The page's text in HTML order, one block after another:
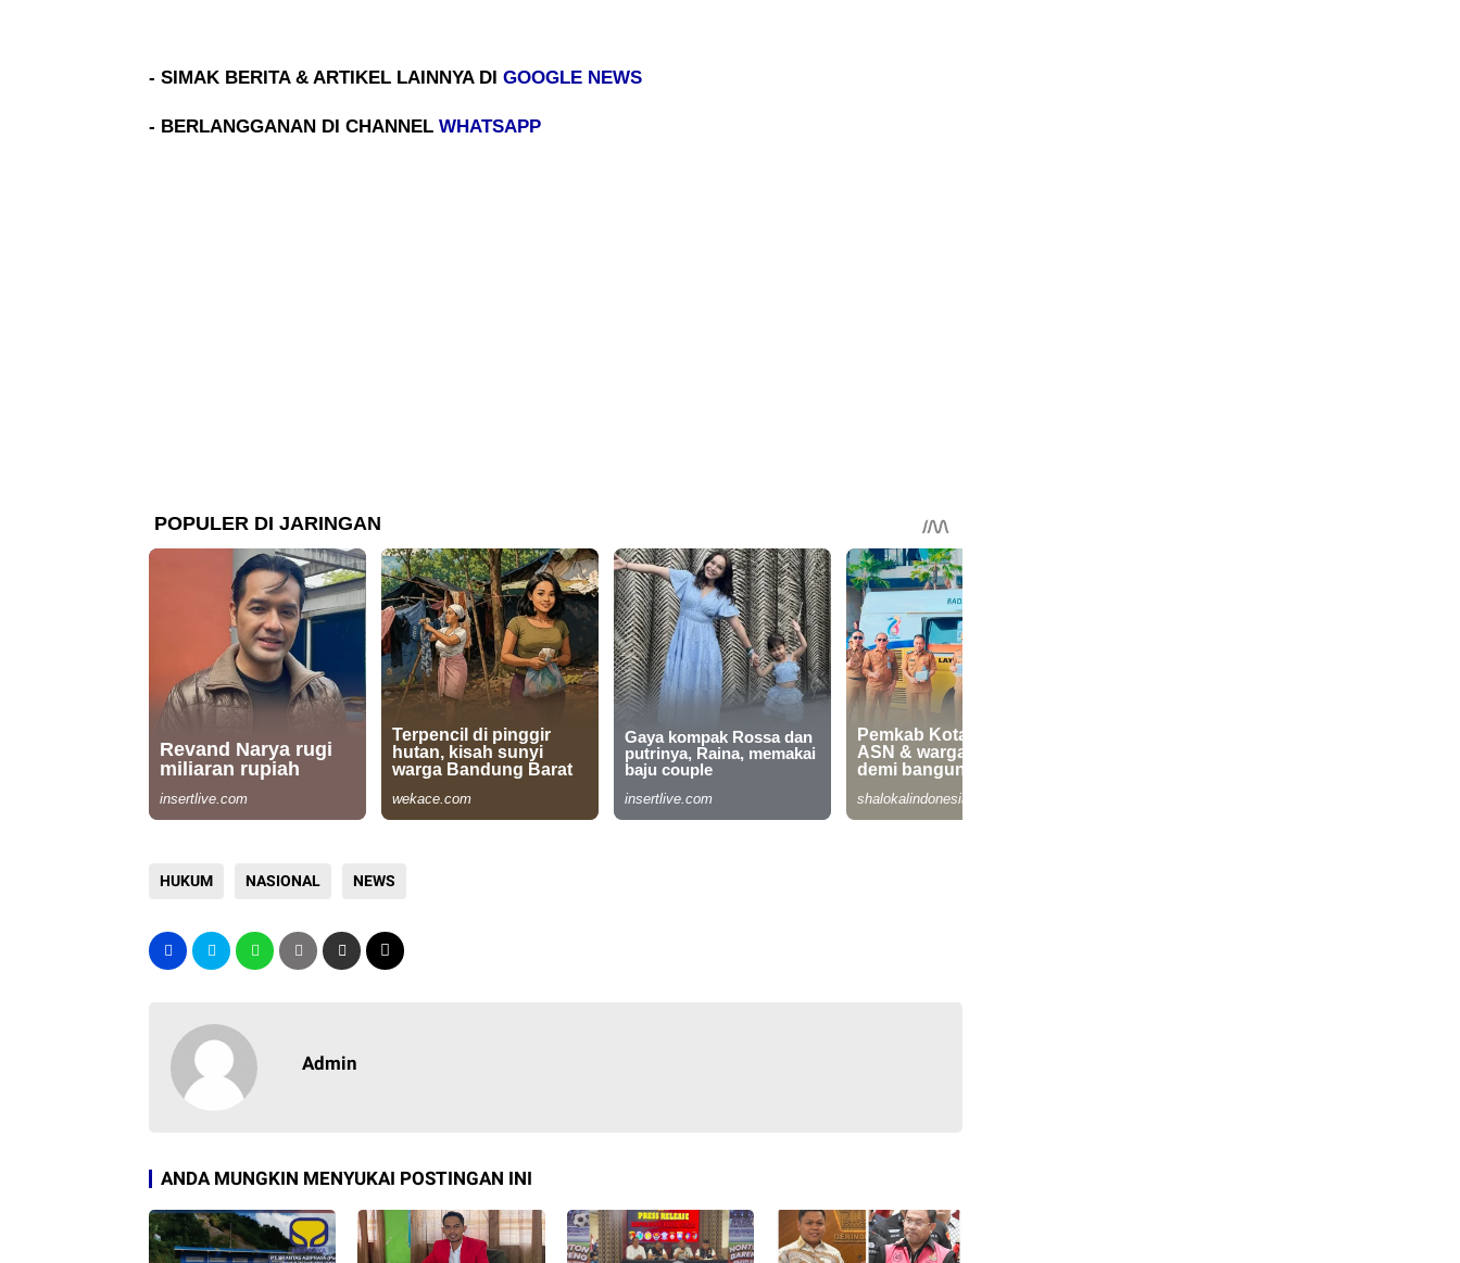
- SIMAK BERITA & ARTIKEL LAINNYA DI GOOGLE NEWS
- BERLANGGANAN DI CHANNEL WHATSAPP
HUKUM NASIONAL NEWS
Admin
ANDA MUNGKIN MENYUKAI POSTINGAN INI